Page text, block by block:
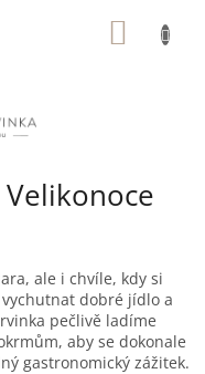
ale i chvíle, kdy si
dobré jídlo a
pečlivě ladíme
aby se dokonale
gastronomický zážitek.